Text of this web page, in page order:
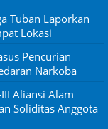
Tuban Laporkan
Lokasi
Pencurian
Narkoba
Aliansi Alam
Soliditas Anggota